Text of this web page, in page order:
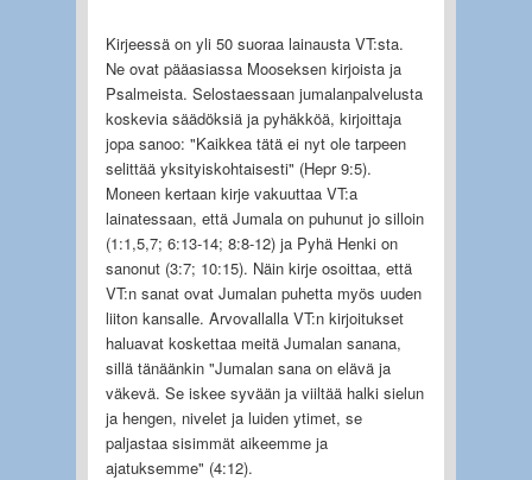
Kirjeessä on yli 50 suoraa lainausta VT:sta.
Ne ovat pääasiassa Mooseksen kirjoista ja
Psalmeista. Selostaessaan jumalanpalvelusta
koskevia säädöksiä ja pyhäkköä, kirjoittaja
jopa sanoo: "Kaikkea tätä ei nyt ole tarpeen
selittää yksityiskohtaisesti" (Hepr 9:5).
Moneen kertaan kirje vakuuttaa VT:a
lainatessaan, että Jumala on puhunut jo silloin
(1:1,5,7; 6:13-14; 8:8-12) ja Pyhä Henki on
sanonut (3:7; 10:15). Näin kirje osoittaa, että
VT:n sanat ovat Jumalan puhetta myös uuden
liiton kansalle. Arvovallalla VT:n kirjoitukset
haluavat koskettaa meitä Jumalan sanana,
sillä tänäänkin "Jumalan sana on elävä ja
väkevä. Se iskee syvään ja viiltää halki sielun
ja hengen, nivelet ja luiden ytimet, se
paljastaa sisimmät aikeemme ja
ajatuksemme" (4:12).